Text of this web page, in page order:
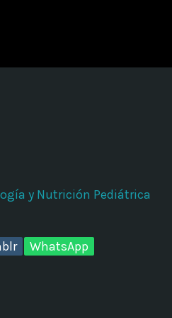
y Nutrición Pediátrica
WhatsApp